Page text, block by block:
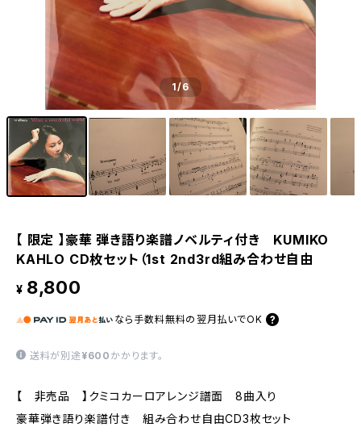
1/6
【 限定 】豪華 弾き語り楽譜ノベルティ付き KUMIKO
KAHLO CD枚セット（1st 2nd3rd組み合わせ自由
¥ 8,800
なら 手数料無料の 翌月払いでOK
送料が別途 ¥600 かかります。
【 非売品 】クミコカーロアレンジ譜面 8曲入り
豪華弾き語り楽譜付き 組み合わせ自由CD3枚セット